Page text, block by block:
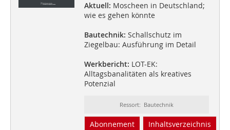
Aktuell: Moscheen in Deutschland;
wie es gehen könnte
Bautechnik: Schallschutz im
Ziegelbau: Ausführung im Detail
Werkbericht: LOT-EK:
Alltagsbanalitäten als kreatives
Potenzial
Ressort: Bautechnik
Abonnement Inhaltsverzeichnis